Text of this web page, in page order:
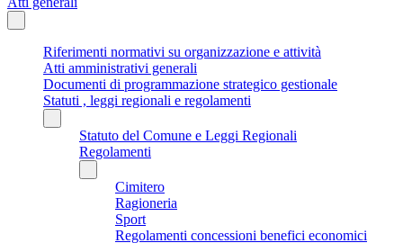
Riferimenti normativi su organizzazione e attività
Atti amministrativi generali
Documenti di programmazione strategico gestionale
Statuti , leggi regionali e regolamenti
Statuto del Comune e Leggi Regionali
Regolamenti
Cimitero
Ragioneria
Sport
Regolamenti concessioni benefici economici